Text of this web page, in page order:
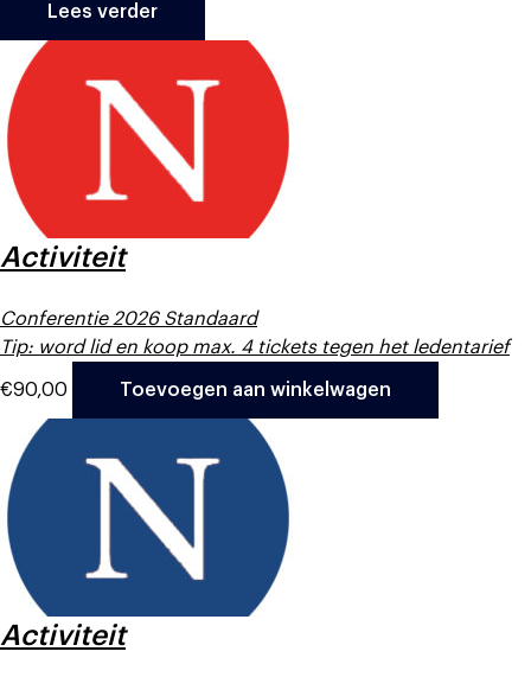
Lees verder
Activiteit
Conferentie 2026 Standaard
Tip: word lid en koop max. 4 tickets tegen het ledentarief
€90,00 Toevoegen aan winkelwagen
Activiteit